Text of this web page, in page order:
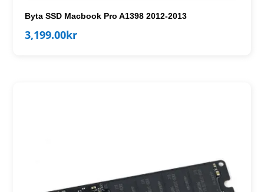
Byta SSD Macbook Pro A1398 2012-2013
3,199.00kr